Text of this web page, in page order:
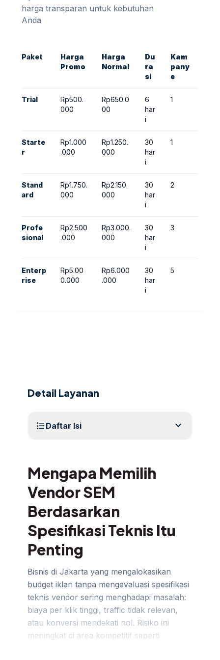
harga transparan untuk kebutuhan
Anda
Paket
Harga
Promo
Harga
Normal
Du
ra
si
Kam
pany
e
Trial
Rp500.
000
Rp650.0
00
6
har
i
1
Starte
r
Rp1.000
.000
Rp1.250.
000
30
har
i
1
Stand
ard
Rp1.750.
000
Rp2.150.
000
30
har
i
2
Profe
sional
Rp2.500
.000
Rp3.000.
000
30
har
i
3
Enterp
rise
Rp5.00
0.000
Rp6.000
.000
30
har
i
5
Detail Layanan
format_list_bulleted Daftar Isi expand_more
Mengapa Memilih
Vendor SEM
Berdasarkan
Spesifikasi Teknis Itu
Penting
Bisnis di Jakarta yang mengalokasikan
budget iklan tanpa mengevaluasi spesifikasi
teknis vendor sering menghadapi masalah:
biaya per klik tinggi, traffic tidak relevan,
atau konversi mendekati nol. Risiko ini
meningkat di area kompetitif seperti